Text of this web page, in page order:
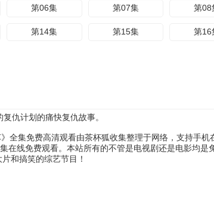
第06集 第07集 第08
第14集 第15集 第16
仇计划的痛快复仇故事。
全集免费高清观看由茶杯狐收集整理于网络，支持手机
在线免费观看。本站所有的不管是电视剧还是电影均是
和搞笑的综艺节目！